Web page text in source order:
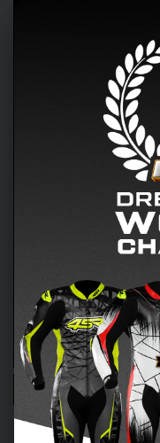
Kombinezon dla
odkręcić gazu.
Wybierz wersję
>> WIĘCEJ TUTAJ <<